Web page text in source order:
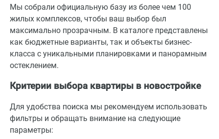
Мы собрали официальную базу из более чем 100
жилых комплексов, чтобы ваш выбор был
максимально прозрачным. В каталоге представлены
как бюджетные варианты, так и объекты бизнес-
класса с уникальными планировками и панорамным
остеклением.
Критерии выбора квартиры в новостройке
Для удобства поиска мы рекомендуем использовать
фильтры и обращать внимание на следующие
параметры: